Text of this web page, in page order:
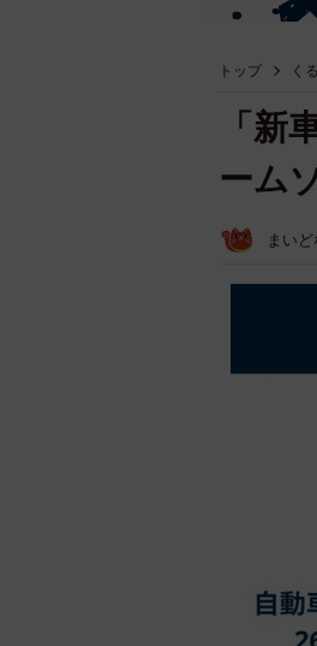
トップ く
「新
ーム
まい